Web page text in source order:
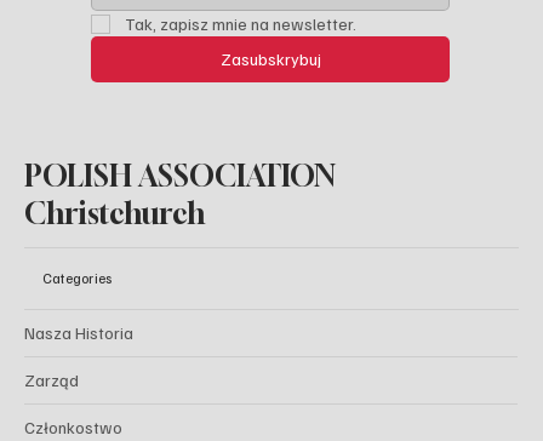
Tak, zapisz mnie na newsletter.
Zasubskrybuj
POLISH ASSOCIATION
Christchurch
Categories
Nasza Historia
Zarząd
Członkostwo